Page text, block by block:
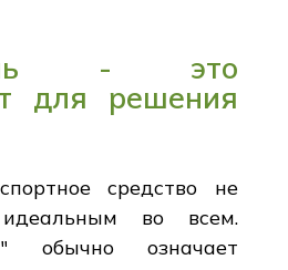
- это
для решения
средство не
во всем.
обычно означает